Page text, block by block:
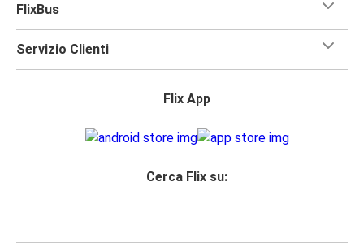
FlixBus
Servizio Clienti
Flix App
Cerca Flix su: